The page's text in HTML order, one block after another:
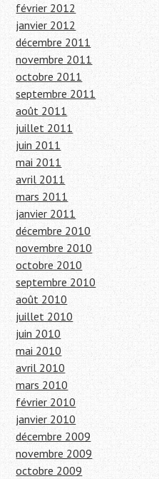
février 2012
janvier 2012
décembre 2011
novembre 2011
octobre 2011
septembre 2011
août 2011
juillet 2011
juin 2011
mai 2011
avril 2011
mars 2011
janvier 2011
décembre 2010
novembre 2010
octobre 2010
septembre 2010
août 2010
juillet 2010
juin 2010
mai 2010
avril 2010
mars 2010
février 2010
janvier 2010
décembre 2009
novembre 2009
octobre 2009